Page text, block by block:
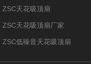
ZSC天花吸顶扇
ZSC天花吸顶扇厂家
ZSC低噪音天花吸顶扇